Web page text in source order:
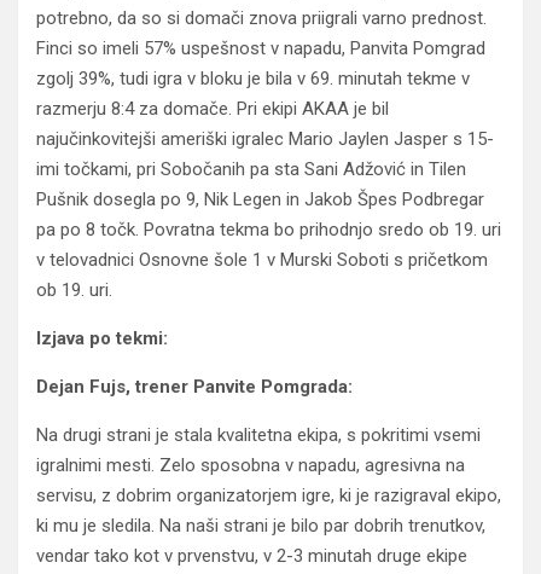
potrebno, da so si domači znova priigrali varno prednost.
Finci so imeli 57% uspešnost v napadu, Panvita Pomgrad
zgolj 39%, tudi igra v bloku je bila v 69. minutah tekme v
razmerju 8:4 za domače. Pri ekipi AKAA je bil
najučinkovitejši ameriški igralec Mario Jaylen Jasper s 15-
imi točkami, pri Sobočanih pa sta Sani Adžović in Tilen
Pušnik dosegla po 9, Nik Legen in Jakob Špes Podbregar
pa po 8 točk. Povratna tekma bo prihodnjo sredo ob 19. uri
v telovadnici Osnovne šole 1 v Murski Soboti s pričetkom
ob 19. uri.
Izjava po tekmi:
Dejan Fujs, trener Panvite Pomgrada:
Na drugi strani je stala kvalitetna ekipa, s pokritimi vsemi
igralnimi mesti. Zelo sposobna v napadu, agresivna na
servisu, z dobrim organizatorjem igre, ki je razigraval ekipo,
ki mu je sledila. Na naši strani je bilo par dobrih trenutkov,
vendar tako kot v prvenstvu, v 2-3 minutah druge ekipe